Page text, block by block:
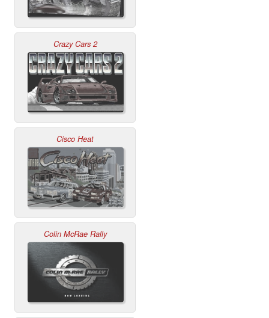
Crazy Cars 2
Cisco Heat
Colin McRae Rally